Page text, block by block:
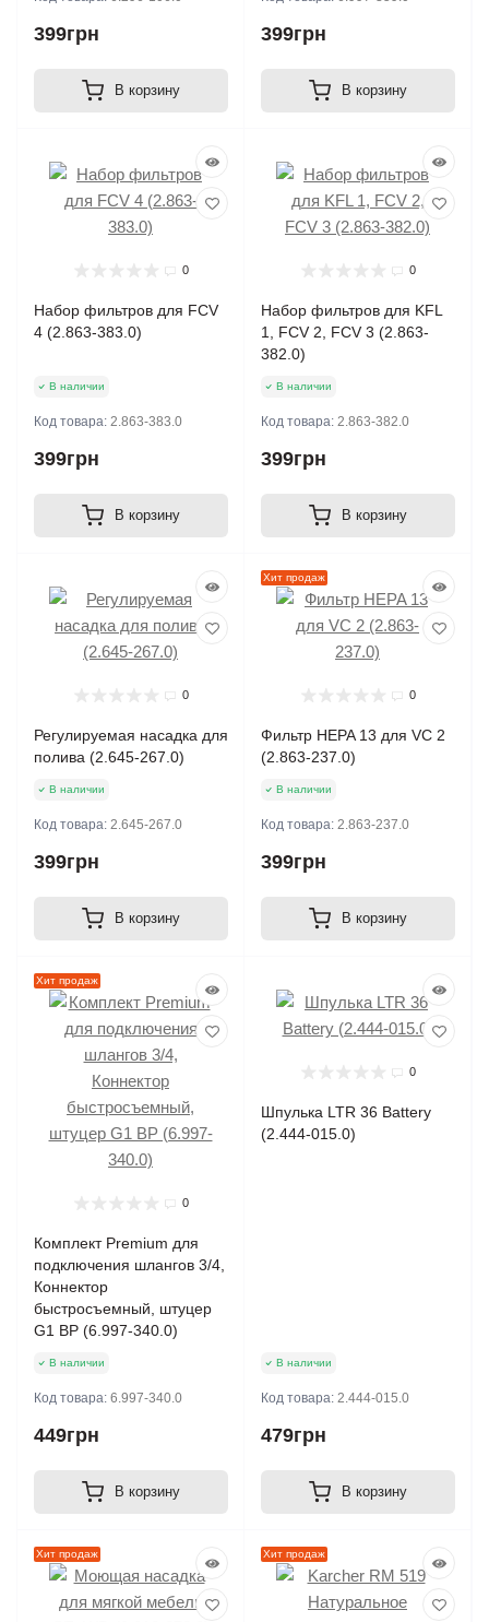
399грн
В корзину
399грн
В корзину
0
Набор фильтров для FCV
4 (2.863-383.0)
В наличии
Код товара: 2.863-383.0
399грн
В корзину
0
Набор фильтров для KFL
1, FCV 2, FCV 3 (2.863-
382.0)
В наличии
Код товара: 2.863-382.0
399грн
В корзину
0
Регулируемая насадка для
полива (2.645-267.0)
В наличии
Код товара: 2.645-267.0
399грн
В корзину
Хит продаж
0
Фильтр HEPA 13 для VC 2
(2.863-237.0)
В наличии
Код товара: 2.863-237.0
399грн
В корзину
Хит продаж
0
Комплект Premium для
подключения шлангов 3/4,
Коннектор
быстросъемный, штуцер
G1 ВР (6.997-340.0)
В наличии
Код товара: 6.997-340.0
449грн
В корзину
0
Шпулька LTR 36 Battery
(2.444-015.0)
В наличии
Код товара: 2.444-015.0
479грн
В корзину
Хит продаж Хит продаж